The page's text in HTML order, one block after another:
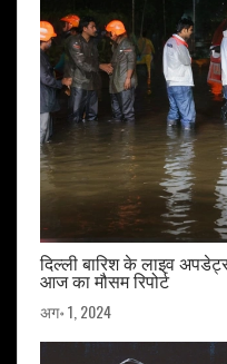
दिल्ली बारिश के लाइव
आज का मौसम रिपोर्ट
अग॰ 1, 2024